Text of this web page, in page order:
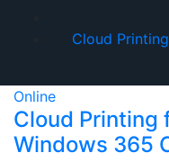
Cloud
Online
Cloud Printing
Windows 365